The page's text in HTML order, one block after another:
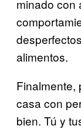
minado con
alimentos.
Finalmente,
casa con
bien. Tú y